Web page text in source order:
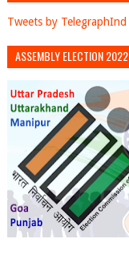
Tweets by TelegraphInd
ASSEMBLY ELECTION 2022